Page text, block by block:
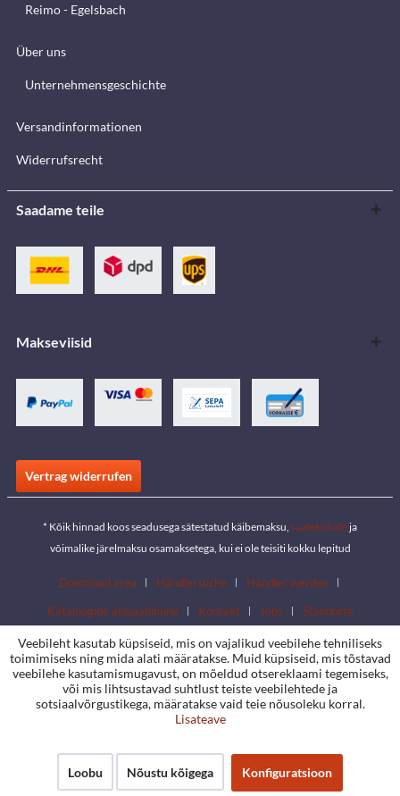
Reimo - Egelsbach
Über uns
Unternehmensgeschichte
Versandinformationen
Widerrufsrecht
Saadame teile
Makseviisid
Vertrag widerrufen
* Kõik hinnad koos seadusega sätestatud käibemaksu, saatekulude ja
võimalike järelmaksu osamaksetega, kui ei ole teisiti kokku lepitud
Download area Händlersuche
Händler werden
Kataloogide allalaadimine
Kontakt Jobs Standorte
Veebileht kasutab küpsiseid, mis on vajalikud veebilehe tehniliseks
toimimiseks ning mida alati määratakse. Muid küpsiseid, mis tõstavad
veebilehe kasutamismugavust, on mõeldud otsereklaami tegemiseks,
või mis lihtsustavad suhtlust teiste veebilehtede ja
sotsiaalvõrgustikega, määratakse vaid teie nõusoleku korral.
Lisateave
Loobu Nõustu kõigega Konfiguratsioon